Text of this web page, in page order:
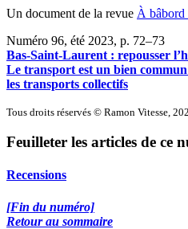
Un document de la revue À bâbord
Numéro 96, été 2023, p. 72–73
Bas-Saint-Laurent : repousser
Le transport est un bien
les transports collectifs
Tous droits réservés © Ramon Vitesse,
Feuilleter les articles de ce
Recensions
[Fin du numéro]
Retour au sommaire